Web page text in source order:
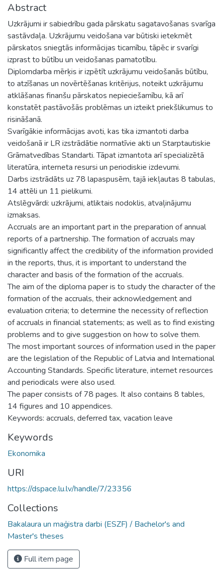
Abstract
Uzkrājumi ir sabiedrību gada pārskatu sagatavošanas svarīga
sastāvdaļa. Uzkrājumu veidošana var būtiski ietekmēt
pārskatos sniegtās informācijas ticamību, tāpēc ir svarīgi
izprast to būtību un veidošanas pamatotību.
Diplomdarba mērķis ir izpētīt uzkrājumu veidošanās būtību,
to atzīšanas un novērtēšanas kritērijus, noteikt uzkrājumu
atklāšanas finanšu pārskatos nepieciešamību, kā arī
konstatēt pastāvošās problēmas un izteikt priekšlikumus to
risināšanā.
Svarīgākie informācijas avoti, kas tika izmantoti darba
veidošanā ir LR izstrādātie normatīvie akti un Starptautiskie
Grāmatvedības Standarti. Tāpat izmantota arī specializētā
literatūra, interneta resursi un periodiskie izdevumi.
Darbs izstrādāts uz 78 lapaspusēm, tajā iekļautas 8 tabulas,
14 attēli un 11 pielikumi.
Atslēgvārdi: uzkrājumi, atliktais nodoklis, atvaļinājumu
izmaksas.
Accruals are an important part in the preparation of annual
reports of a partnership. The formation of accruals may
significantly affect the credibility of the information provided
in the reports, thus, it is important to understand the
character and basis of the formation of the accruals.
The aim of the diploma paper is to study the character of the
formation of the accruals, their acknowledgement and
evaluation criteria; to determine the necessity of reflection
of accruals in financial statements; as well as to find existing
problems and to give suggestion on how to solve them.
The most important sources of information used in the paper
are the legislation of the Republic of Latvia and International
Accounting Standards. Specific literature, internet resources
and periodicals were also used.
The paper consists of 78 pages. It also contains 8 tables,
14 figures and 10 appendices.
Keywords: accruals, deferred tax, vacation leave
Keywords
Ekonomika
URI
https://dspace.lu.lv/handle/7/23356
Collections
Bakalaura un maģistra darbi (ESZF) / Bachelor's and
Master's theses
Full item page